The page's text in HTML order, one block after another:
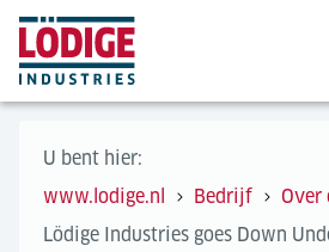
U bent hier:
www.lodige.nl
Bedrijf Over
Lödige Industries goes Down